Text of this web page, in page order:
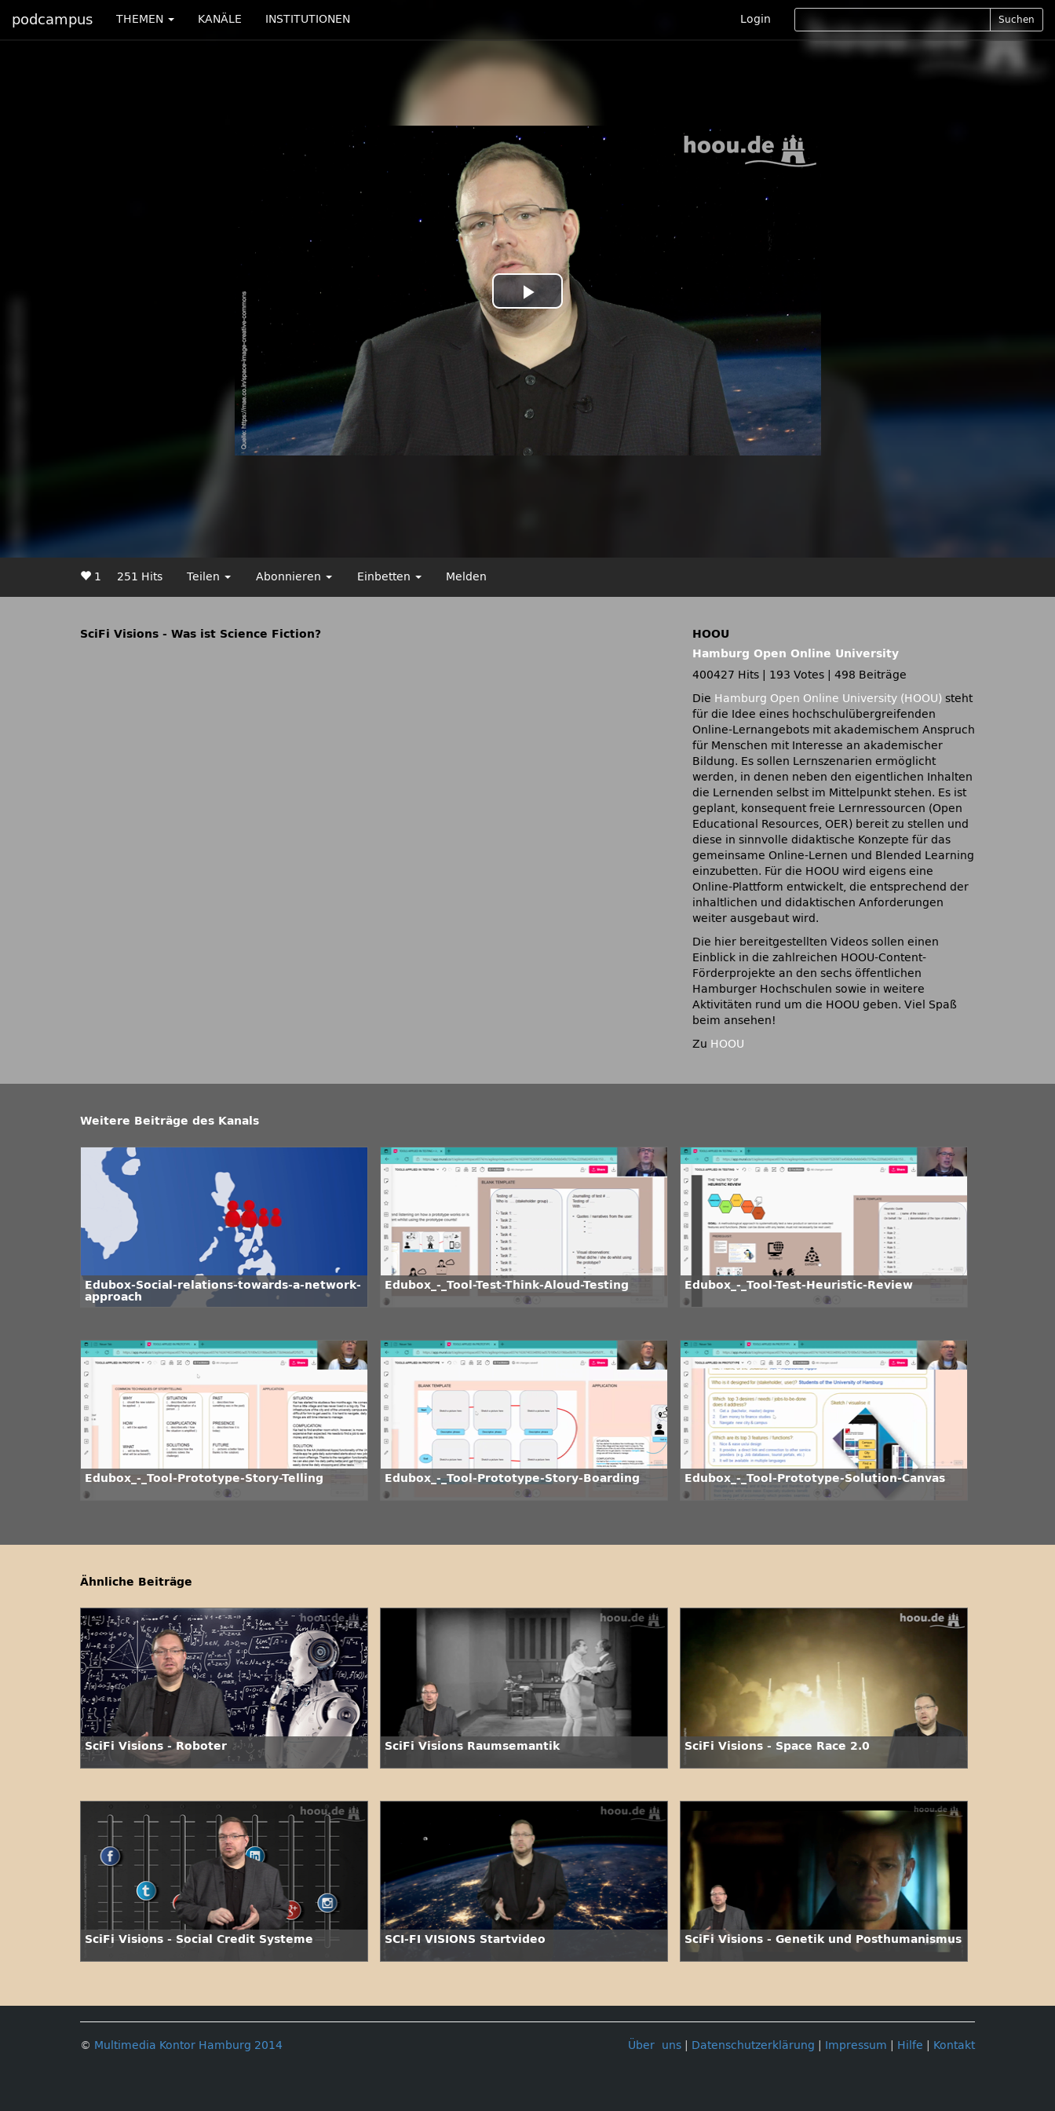
podcampus THEMEN KANÄLE INSTITUTIONEN Login Suchen
Play
Video
1 251 Hits Teilen Abonnieren Einbetten Melden
SciFi Visions - Was ist Science Fiction?
HOOU
Hamburg Open Online University
400427 Hits
193 Votes
498 Beiträge
Die Hamburg Open Online University (HOOU) steht
für die Idee eines hochschulübergreifenden
Online-Lernangebots mit akademischem Anspruch
für Menschen mit Interesse an akademischer
Bildung. Es sollen Lernszenarien ermöglicht
werden, in denen neben den eigentlichen Inhalten
die Lernenden selbst im Mittelpunkt stehen. Es ist
geplant, konsequent freie Lernressourcen (Open
Educational Resources, OER) bereit zu stellen und
diese in sinnvolle didaktische Konzepte für das
gemeinsame Online-Lernen und Blended Learning
einzubetten. Für die HOOU wird eigens eine
Online-Plattform entwickelt, die entsprechend der
inhaltlichen und didaktischen Anforderungen
weiter ausgebaut wird.
Die hier bereitgestellten Videos sollen einen
Einblick in die zahlreichen HOOU-Content-
Förderprojekte an den sechs öffentlichen
Hamburger Hochschulen sowie in weitere
Aktivitäten rund um die HOOU geben. Viel Spaß
beim ansehen!
Zu HOOU
Weitere Beiträge des Kanals
Edubox-Social-relations-towards-a-network-
approach
Edubox_-_Tool-Test-Think-Aloud-Testing Edubox_-_Tool-Test-Heuristic-Review
Edubox_-_Tool-Prototype-Story-Telling Edubox_-_Tool-Prototype-Story-Boarding Edubox_-_Tool-Prototype-Solution-Canvas
Ähnliche Beiträge
SciFi Visions - Roboter SciFi Visions Raumsemantik SciFi Visions - Space Race 2.0
SciFi Visions - Social Credit Systeme SCI-FI VISIONS Startvideo SciFi Visions - Genetik und Posthumanismus
Über uns Datenschutzerklärung Impressum Hilfe Kontakt
© Multimedia Kontor Hamburg 2014